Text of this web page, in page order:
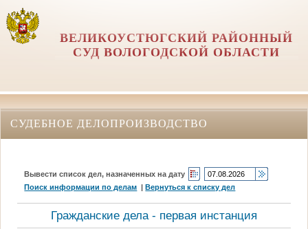
ВЕЛИКОУСТЮГСКИЙ РАЙОННЫЙ
СУД ВОЛОГОДСКОЙ ОБЛАСТИ
СУДЕБНОЕ ДЕЛОПРОИЗВОДСТВО
Вывести список дел, назначенных на дату
Поиск информации по делам |Вернуться к списку дел
Гражданские дела - первая инстанция